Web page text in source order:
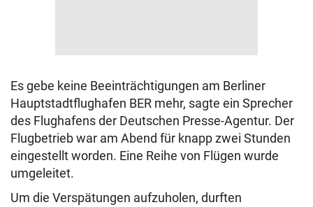
Es gebe keine Beeinträchtigungen am Berliner
Hauptstadtflughafen BER mehr, sagte ein Sprecher
des Flughafens der Deutschen Presse-Agentur. Der
Flugbetrieb war am Abend für knapp zwei Stunden
eingestellt worden. Eine Reihe von Flügen wurde
umgeleitet.
Um die Verspätungen aufzuholen, durften